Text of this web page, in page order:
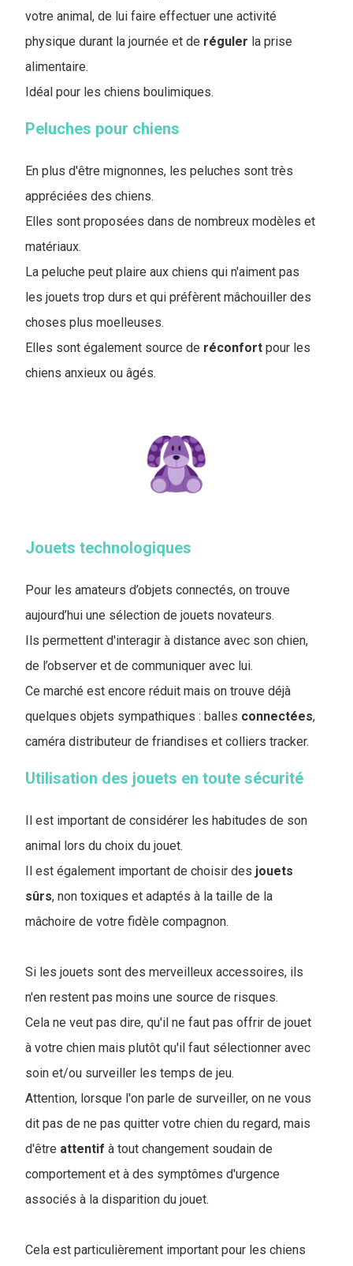
votre animal, de lui faire effectuer une activité
physique durant la journée et de réguler la prise
alimentaire.
Idéal pour les chiens boulimiques.
Peluches pour chiens
En plus d'être mignonnes, les peluches sont très
appréciées des chiens.
Elles sont proposées dans de nombreux modèles et
matériaux.
La peluche peut plaire aux chiens qui n'aiment pas
les jouets trop durs et qui préfèrent mâchouiller des
choses plus moelleuses.
Elles sont également source de réconfort pour les
chiens anxieux ou âgés.
Jouets technologiques
Pour les amateurs d’objets connectés, on trouve
aujourd’hui une sélection de jouets novateurs.
Ils permettent d'interagir à distance avec son chien,
de l’observer et de communiquer avec lui.
Ce marché est encore réduit mais on trouve déjà
quelques objets sympathiques : balles connectées,
caméra distributeur de friandises et colliers tracker.
Utilisation des jouets en toute sécurité
Il est important de considérer les habitudes de son
animal lors du choix du jouet.
Il est également important de choisir des jouets
sûrs, non toxiques et adaptés à la taille de la
mâchoire de votre fidèle compagnon.
Si les jouets sont des merveilleux accessoires, ils
n'en restent pas moins une source de risques.
Cela ne veut pas dire, qu'il ne faut pas offrir de jouet
à votre chien mais plutôt qu'il faut sélectionner avec
soin et/ou surveiller les temps de jeu.
Attention, lorsque l'on parle de surveiller, on ne vous
dit pas de ne pas quitter votre chien du regard, mais
d'être attentif à tout changement soudain de
comportement et à des symptômes d'urgence
associés à la disparition du jouet.
Cela est particulièrement important pour les chiens